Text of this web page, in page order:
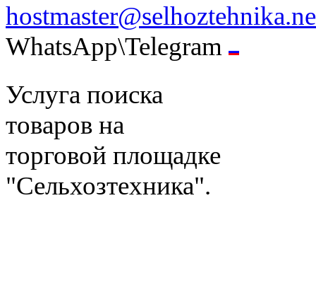
WhatsApp\Telegram
Услуга поиска
товаров на
торговой площадке
"Сельхозтехника".